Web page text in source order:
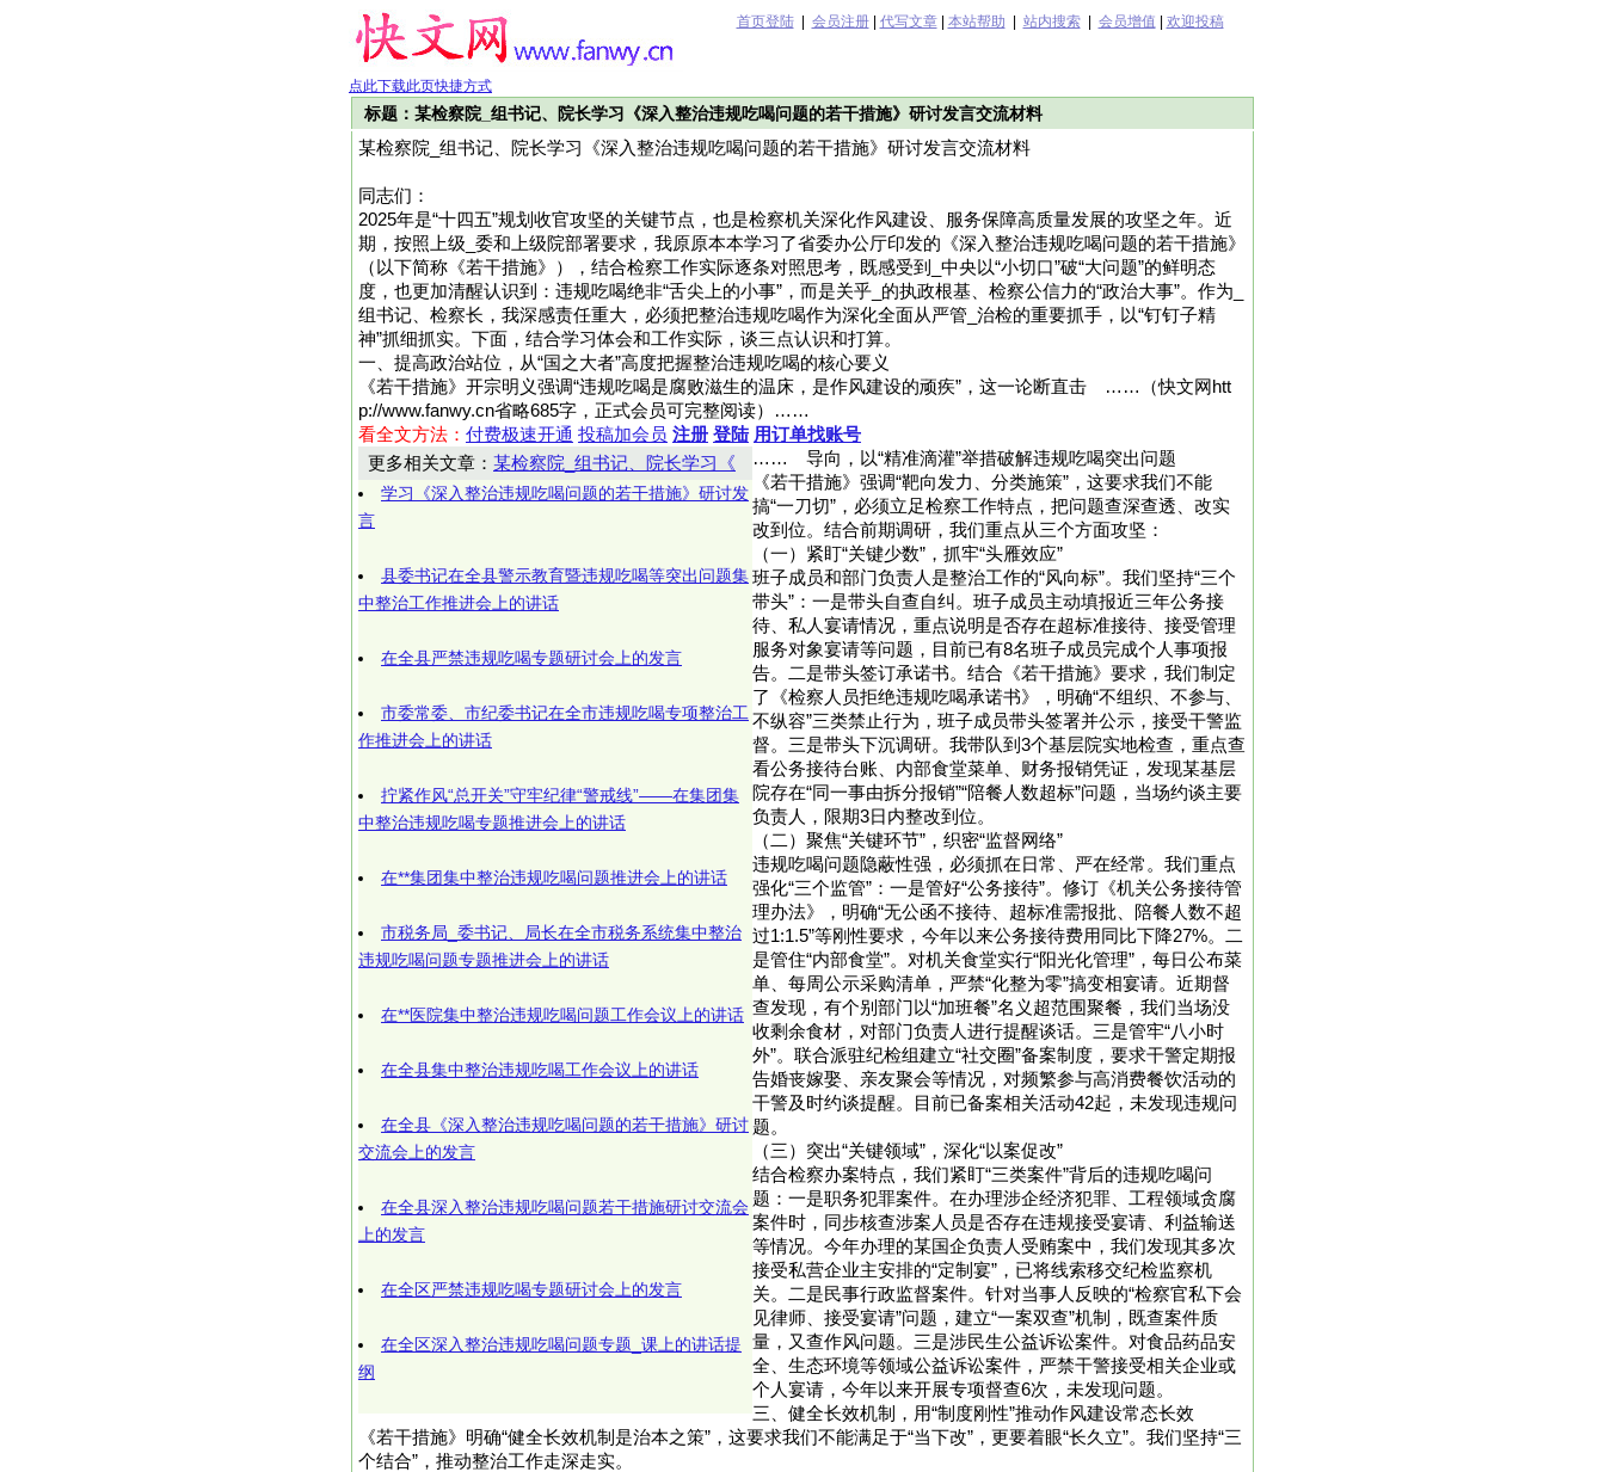
首页登陆| 会员注册| 代写文章| 本站帮助 站内搜索| 会员增值 欢迎投稿
点此下载此页快捷方式
标题：某检察院_组书记、院长学习《深入整治违规吃喝问题的若干措施》研讨发言交流材料
某检察院_组书记、院长学习《深入整治违规吃喝问题的若干措施》研讨发言交流材料
同志们：
2025年是“十四五”规划收官攻坚的关键节点，也是检察机关深化作风建设、服务保障高质量发展的攻坚之年。近
期，按照上级_委和上级院部署要求，我原原本本学习了省委办公厅印发的《深入整治违规吃喝问题的若干措施》
（以下简称《若干措施》），结合检察工作实际逐条对照思考，既感受到_中央以“小切口”破“大问题”的鲜明态
度，也更加清醒认识到：违规吃喝绝非“舌尖上的小事”，而是关乎_的执政根基、检察公信力的“政治大事”。作为_
组书记、检察长，我深感责任重大，必须把整治违规吃喝作为深化全面从严管_治检的重要抓手，以“钉钉子精
神”抓细抓实。下面，结合学习体会和工作实际，谈三点认识和打算。
一、提高政治站位，从“国之大者”高度把握整治违规吃喝的核心要义
《若干措施》开宗明义强调“违规吃喝是腐败滋生的温床，是作风建设的顽疾”，这一论断直击 ……（快文网htt
p://www.fanwy.cn省略685字，正式会员可完整阅读）……
看全文方法： 付费极速开通 投稿加会员 注册 登陆 用订单找账号
……
更多相关文章： 某检察院_组书记、院长学习《
学习《深入整治违规吃喝问题的若干措施》研讨发
言
县委书记在全县警示教育暨违规吃喝等突出问题集
中整治工作推进会上的讲话
在全县严禁违规吃喝专题研讨会上的发言
市委常委、市纪委书记在全市违规吃喝专项整治工
作推进会上的讲话
拧紧作风“总开关”守牢纪律“警戒线”——在集团集
中整治违规吃喝专题推进会上的讲话
在**集团集中整治违规吃喝问题推进会上的讲话
市税务局_委书记、局长在全市税务系统集中整治
违规吃喝问题专题推进会上的讲话
在**医院集中整治违规吃喝问题工作会议上的讲话
在全县集中整治违规吃喝工作会议上的讲话
在全县《深入整治违规吃喝问题的若干措施》研讨
交流会上的发言
在全县深入整治违规吃喝问题若干措施研讨交流会
上的发言
在全区严禁违规吃喝专题研讨会上的发言
在全区深入整治违规吃喝问题专题_课上的讲话提
纲
导向，以“精准滴灌”举措破解违规吃喝突出问题
《若干措施》强调“靶向发力、分类施策”，这要求我们不能
搞“一刀切”，必须立足检察工作特点，把问题查深查透、改实
改到位。结合前期调研，我们重点从三个方面攻坚：
（一）紧盯“关键少数”，抓牢“头雁效应”
班子成员和部门负责人是整治工作的“风向标”。我们坚持“三个
带头”：一是带头自查自纠。班子成员主动填报近三年公务接
待、私人宴请情况，重点说明是否存在超标准接待、接受管理
服务对象宴请等问题，目前已有8名班子成员完成个人事项报
告。二是带头签订承诺书。结合《若干措施》要求，我们制定
了《检察人员拒绝违规吃喝承诺书》，明确“不组织、不参与、
不纵容”三类禁止行为，班子成员带头签署并公示，接受干警监
督。三是带头下沉调研。我带队到3个基层院实地检查，重点查
看公务接待台账、内部食堂菜单、财务报销凭证，发现某基层
院存在“同一事由拆分报销”“陪餐人数超标”问题，当场约谈主要
负责人，限期3日内整改到位。
（二）聚焦“关键环节”，织密“监督网络”
违规吃喝问题隐蔽性强，必须抓在日常、严在经常。我们重点
强化“三个监管”：一是管好“公务接待”。修订《机关公务接待管
理办法》，明确“无公函不接待、超标准需报批、陪餐人数不超
过1:1.5”等刚性要求，今年以来公务接待费用同比下降27%。二
是管住“内部食堂”。对机关食堂实行“阳光化管理”，每日公布菜
单、每周公示采购清单，严禁“化整为零”搞变相宴请。近期督
查发现，有个别部门以“加班餐”名义超范围聚餐，我们当场没
收剩余食材，对部门负责人进行提醒谈话。三是管牢“八小时
外”。联合派驻纪检组建立“社交圈”备案制度，要求干警定期报
告婚丧嫁娶、亲友聚会等情况，对频繁参与高消费餐饮活动的
干警及时约谈提醒。目前已备案相关活动42起，未发现违规问
题。
（三）突出“关键领域”，深化“以案促改”
结合检察办案特点，我们紧盯“三类案件”背后的违规吃喝问
题：一是职务犯罪案件。在办理涉企经济犯罪、工程领域贪腐
案件时，同步核查涉案人员是否存在违规接受宴请、利益输送
等情况。今年办理的某国企负责人受贿案中，我们发现其多次
接受私营企业主安排的“定制宴”，已将线索移交纪检监察机
关。二是民事行政监督案件。针对当事人反映的“检察官私下会
见律师、接受宴请”问题，建立“一案双查”机制，既查案件质
量，又查作风问题。三是涉民生公益诉讼案件。对食品药品安
全、生态环境等领域公益诉讼案件，严禁干警接受相关企业或
个人宴请，今年以来开展专项督查6次，未发现问题。
三、健全长效机制，用“制度刚性”推动作风建设常态长效
《若干措施》明确“健全长效机制是治本之策”，这要求我们不能满足于“当下改”，更要着眼“长久立”。我们坚持“三
个结合”，推动整治工作走深走实。